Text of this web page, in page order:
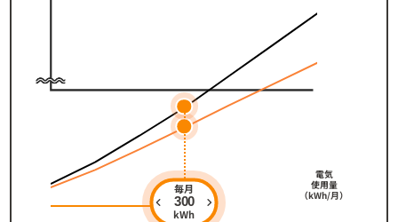
毎月
300
kWh
電気
使用量
（kWh/月）